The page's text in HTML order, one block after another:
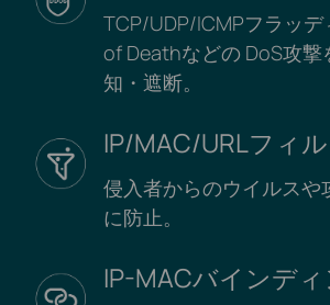
TCP/UDP/ICMPフラッデ
of Deathなどの DoS攻撃
知・遮断。
IP/MAC/URLフィ
侵入者からのウイルスや
に防止。
IP-MACバインデ